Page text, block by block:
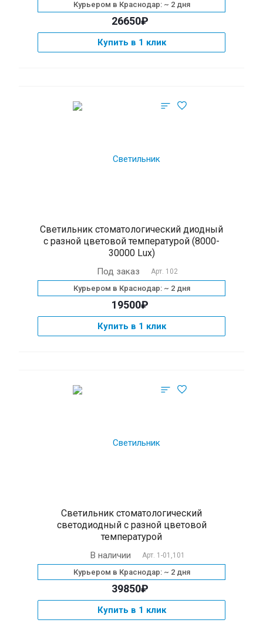
Курьером в Краснодар: ~ 2 дня
26650₽
Купить в 1 клик
Светильник стоматологический диодный
с разной цветовой температурой (8000-
30000 Lux)
Под заказ Арт. 102
Курьером в Краснодар: ~ 2 дня
19500₽
Купить в 1 клик
Светильник стоматологический
светодиодный с разной цветовой
температурой
В наличии Арт. 1-01,101
Курьером в Краснодар: ~ 2 дня
39850₽
Купить в 1 клик